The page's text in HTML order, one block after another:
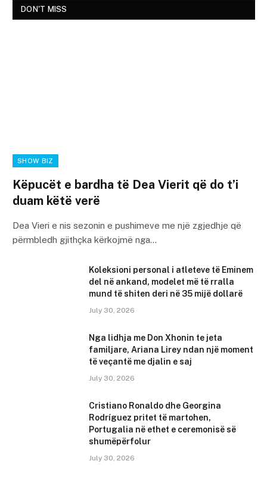
DON'T MISS
SHOW BIZ
Këpucët e bardha të Dea Vierit që do t’i
duam këtë verë
Dea Vieri e nis sezonin e pushimeve me një zgjedhje që
përmbledh gjithçka kërkojmë nga…
Koleksioni personal i atleteve të Eminem
del në ankand, modelet më të rralla
mund të shiten deri në 35 mijë dollarë
July 30, 2026
Nga lidhja me Don Xhonin te jeta
familjare, Ariana Lirey ndan një moment
të veçantë me djalin e saj
July 30, 2026
Cristiano Ronaldo dhe Georgina
Rodríguez pritet të martohen,
Portugalia në ethet e ceremonisë së
shumëpërfolur
July 30, 2026